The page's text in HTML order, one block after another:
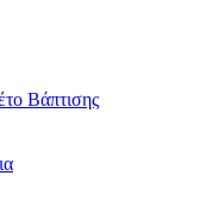
Βάπτισης